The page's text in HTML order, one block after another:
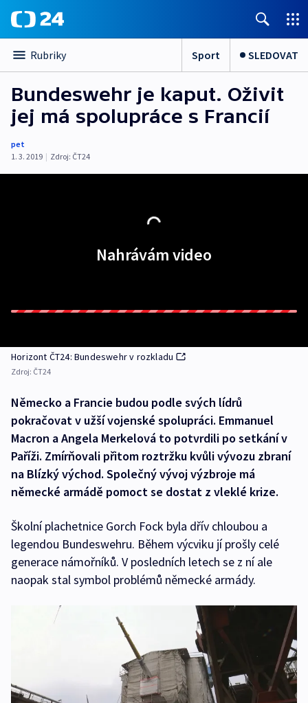
Rubriky Sport SLEDOVAT
Bundeswehr je kaput. Oživit
jej má spolupráce s Francií
pet
1. 3. 2019 | Zdroj: ČT24
Nahrávám video
Horizont ČT24: Bundeswehr v rozkladu
Zdroj: ČT24
Německo a Francie budou podle svých lídrů
pokračovat v užší vojenské spolupráci. Emmanuel
Macron a Angela Merkelová to potvrdili po setkání v
Paříži. Zmírňovali přitom roztržku kvůli vývozu zbraní
na Blízký východ. Společný vývoj výzbroje má
německé armádě pomoct se dostat z vleklé krize.
Školní plachetnice Gorch Fock byla dřív chloubou a
legendou Bundeswehru. Během výcviku jí prošly celé
generace námořníků. V posledních letech se z ní ale
naopak stal symbol problémů německé armády.